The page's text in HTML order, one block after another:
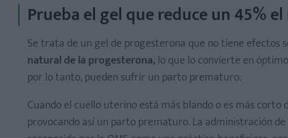
Prueba el gel que reduce un 45%
Se trata de un gel de progesterona que no tiene efectos
natural de la progesterona,lo que lo convierte en
por lo tanto, pueden sufrir un parto prematuro.
Cuando el cuello uterino está más blando o es más
provocando así un parto prematuro. La administración